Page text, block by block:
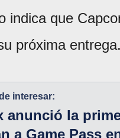
indica que
próxima entrega.
interesar:
anunció la
a Game Pass